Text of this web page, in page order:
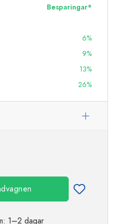
Besparingar*
6%
9%
13%
26%
1–2 dagar